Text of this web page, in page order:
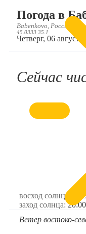
Погода в
Babenkovo, Россия, RU
45.0333 35.1
Четверг, 06 августа
Сейчас
восход солнца:
заход солнца:
Ветер востоко-